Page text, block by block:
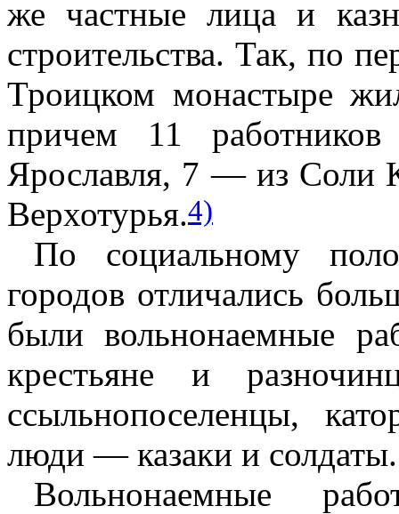
же частные лица и
строительства. Так, по
Троицком монастыре
причем 11
Ярославля, 7 — из
Верхотурья.4)
По социальному
городов отличались
были вольнонаемные
крестьяне и
ссыльнопоселенцы,
люди — казаки и солдаты.
Вольнонаемные